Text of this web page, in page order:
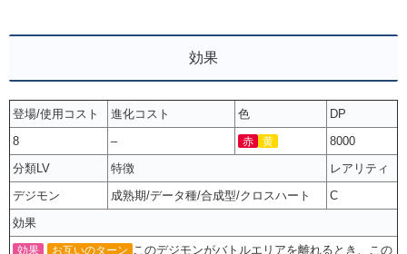
効果
登場/使用コスト 進化コスト 色
DP
8
– 赤 黄
8000
分類LV
特徴
レアリティ
デジモン
成熟期/データ種/合成型/クロスハート
C
効果
効果 お互いのターン
このデジモンがバトルエリアを離れるとき、この